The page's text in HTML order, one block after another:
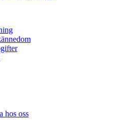
hos oss